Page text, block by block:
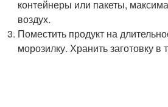
контейнеры или пакеты,
воздух.
Поместить продукт на
морозилку. Хранить заготовку в